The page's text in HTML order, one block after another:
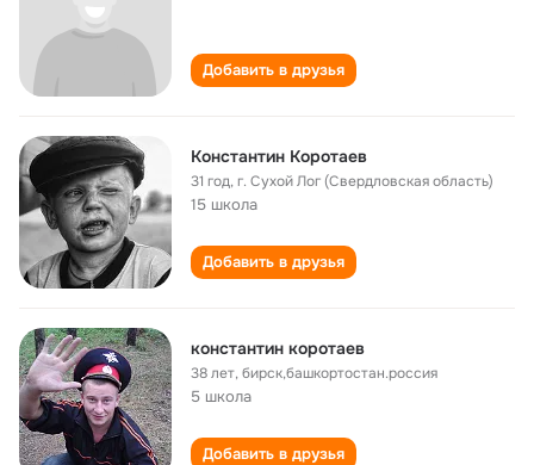
Добавить в друзья
Константин Коротаев
31 год,г. Сухой Лог (Свердловская область)
15 школа
Добавить в друзья
константин коротаев
38 лет,бирск,башкортостан.россия
5 школа
Добавить в друзья